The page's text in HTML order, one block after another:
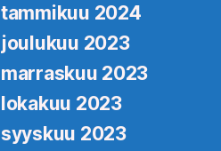
tammikuu 2024
joulukuu 2023
marraskuu 2023
lokakuu 2023
syyskuu 2023